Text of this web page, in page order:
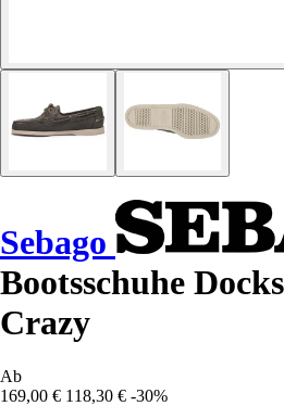
Sebago
Bootsschuhe
Crazy
Ab
169,00 € 118,30 € -30%